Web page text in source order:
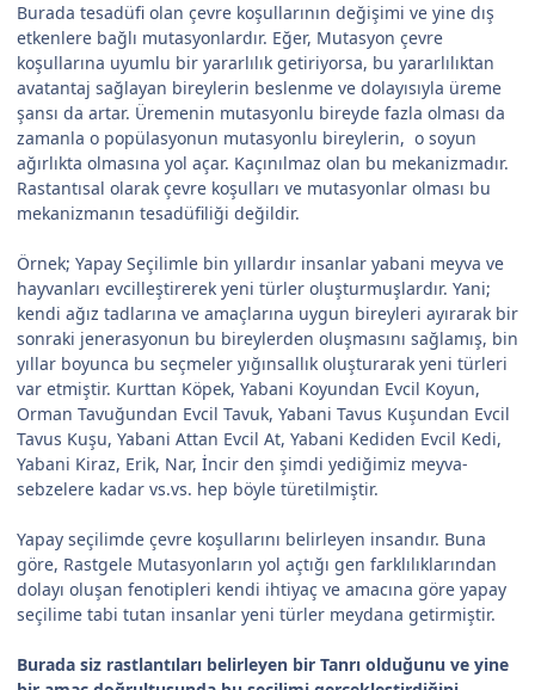
Burada tesadüfi olan çevre koşullarının değişimi ve yine dış
etkenlere bağlı mutasyonlardır. Eğer, Mutasyon çevre
koşullarına uyumlu bir yararlılık getiriyorsa, bu yararlılıktan
avatantaj sağlayan bireylerin beslenme ve dolayısıyla üreme
şansı da artar. Üremenin mutasyonlu bireyde fazla olması da
zamanla o popülasyonun mutasyonlu bireylerin, o soyun
ağırlıkta olmasına yol açar. Kaçınılmaz olan bu mekanizmadır.
Rastantısal olarak çevre koşulları ve mutasyonlar olması bu
mekanizmanın tesadüfiliği değildir.
Örnek; Yapay Seçilimle bin yıllardır insanlar yabani meyva ve
hayvanları evcilleştirerek yeni türler oluşturmuşlardır. Yani;
kendi ağız tadlarına ve amaçlarına uygun bireyleri ayırarak bir
sonraki jenerasyonun bu bireylerden oluşmasını sağlamış, bin
yıllar boyunca bu seçmeler yığınsallık oluşturarak yeni türleri
var etmiştir. Kurttan Köpek, Yabani Koyundan Evcil Koyun,
Orman Tavuğundan Evcil Tavuk, Yabani Tavus Kuşundan Evcil
Tavus Kuşu, Yabani Attan Evcil At, Yabani Kediden Evcil Kedi,
Yabani Kiraz, Erik, Nar, İncir den şimdi yediğimiz meyva-
sebzelere kadar vs.vs. hep böyle türetilmiştir.
Yapay seçilimde çevre koşullarını belirleyen insandır. Buna
göre, Rastgele Mutasyonların yol açtığı gen farklılıklarından
dolayı oluşan fenotipleri kendi ihtiyaç ve amacına göre yapay
seçilime tabi tutan insanlar yeni türler meydana getirmiştir.
Burada siz rastlantıları belirleyen bir Tanrı olduğunu ve yine